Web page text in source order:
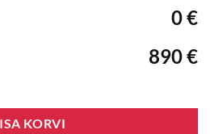
0 €
890 €
KORVI